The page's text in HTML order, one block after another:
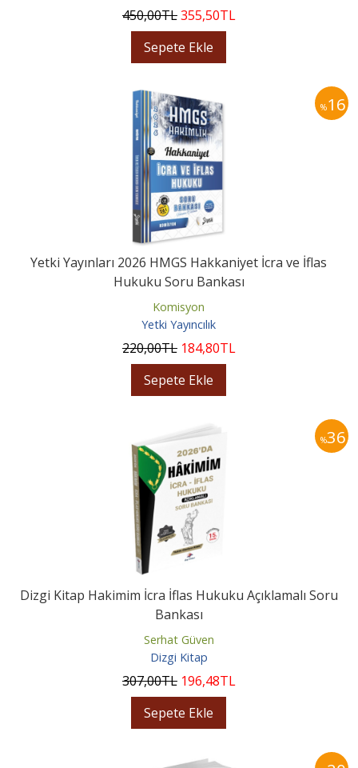
450,00TL355,50TL
Sepete Ekle
%16
Yetki Yayınları 2026 HMGS Hakkaniyet İcra ve İflas
Hukuku Soru Bankası
Komisyon
Yetki Yayıncılık
220,00TL 184,80TL
Sepete Ekle
%36
Dizgi Kitap Hakimim İcra İflas Hukuku Açıklamalı Soru
Bankası
Serhat Güven
Dizgi Kitap
307,00TL 196,48TL
Sepete Ekle